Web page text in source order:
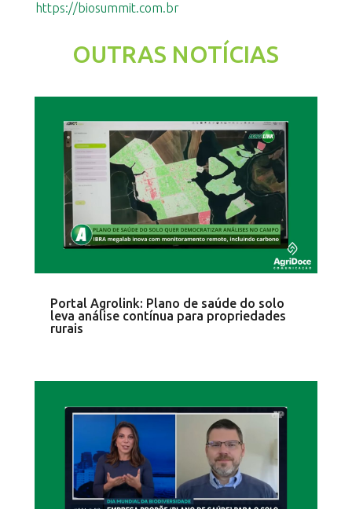
https://biosummit.com.br
OUTRAS NOTÍCIAS
Portal Agrolink: Plano de saúde do solo
leva análise contínua para propriedades
rurais